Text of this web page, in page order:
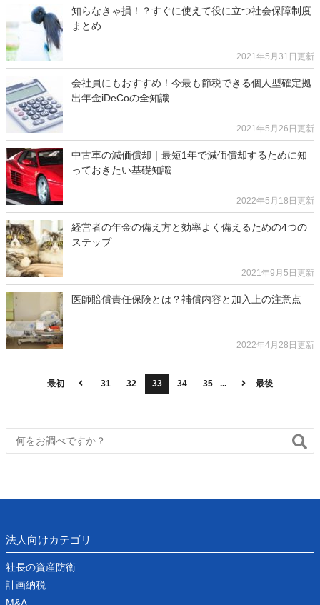
知らなきゃ損！？すぐに使えて役に立つ社会保障制度
まとめ
2021年5月31日更新
会社員にもおすすめ！今最も節税できる個人型確定拠
出年金iDeCoの全知識
2021年5月26日更新
中古車の減価償却｜最短1年で減価償却するために知
っておきたい基礎知識
2022年5月18日更新
経営者の年金の備え方と効率よく備えるための4つの
ステップ
2021年9月5日更新
医師賠償責任保険とは？補償内容と加入上の注意点
2022年4月28日更新
最初 31 32 33 34 35 ... 最後
法人向けカテゴリ
社長の資産防衛
計画納税
M&A